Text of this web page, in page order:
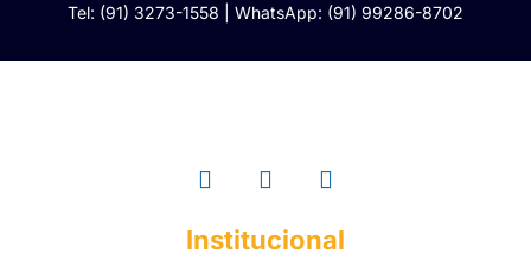
Tel: (91) 3273-1558 | WhatsApp: (91) 99286-8702
Institucional